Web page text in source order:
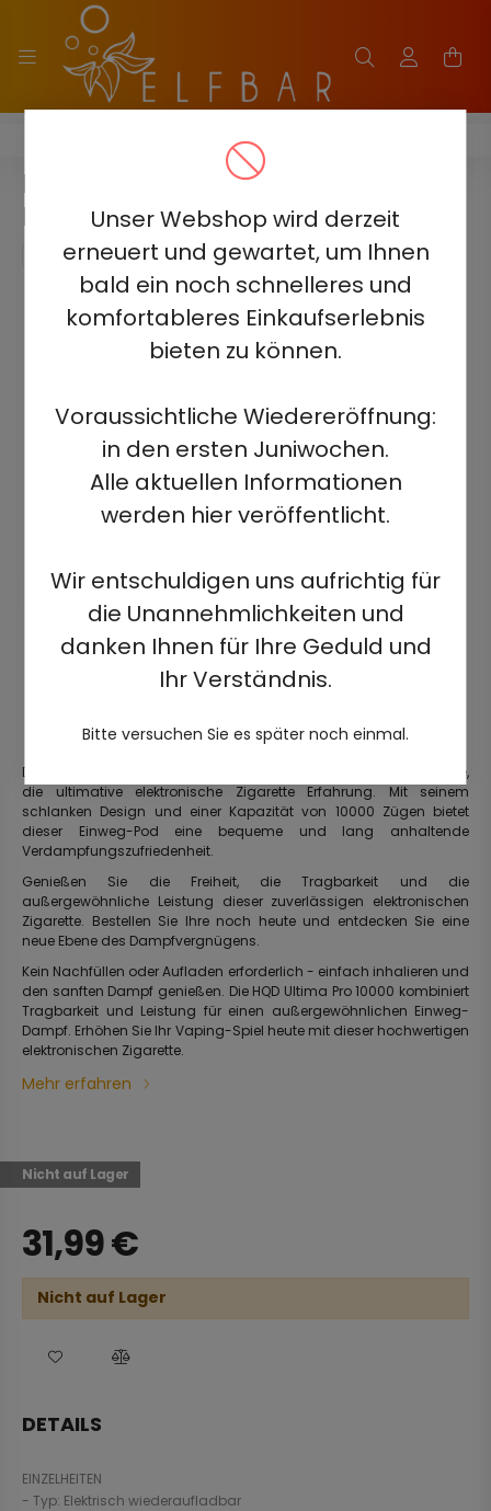
Unser Webshop wird derzeit
erneuert und gewartet, um Ihnen
bald ein noch schnelleres und
komfortableres Einkaufserlebnis
bieten zu können.
Voraussichtliche Wiedereröffnung:
in den ersten Juniwochen.
Alle aktuellen Informationen
werden hier veröffentlicht.
Wir entschuldigen uns aufrichtig für
die Unannehmlichkeiten und
danken Ihnen für Ihre Geduld und
Ihr Verständnis.
Bitte versuchen Sie es später noch einmal.
HQD ULTIMA PRO 10000
HQD ULTIMA PRO 10000 - LUSH
ICE 5% - AUFLADBAR
Die neue HQD Ultima Pro 10000 doppelte Mesh-Spule Einweg-Vape,
die ultimative elektronische Zigarette Erfahrung. Mit seinem
schlanken Design und einer Kapazität von 10000 Zügen bietet
dieser Einweg-Pod eine bequeme und lang anhaltende
Verdampfungszufriedenheit.
Genießen Sie die Freiheit, die Tragbarkeit und die
außergewöhnliche Leistung dieser zuverlässigen elektronischen
Zigarette. Bestellen Sie Ihre noch heute und entdecken Sie eine
neue Ebene des Dampfvergnügens.
Kein Nachfüllen oder Aufladen erforderlich - einfach inhalieren und
den sanften Dampf genießen. Die HQD Ultima Pro 10000 kombiniert
Tragbarkeit und Leistung für einen außergewöhnlichen Einweg-
Dampf. Erhöhen Sie Ihr Vaping-Spiel heute mit dieser hochwertigen
elektronischen Zigarette.
Mehr erfahren
Nicht auf Lager
31,99€
Nicht auf Lager
DETAILS
EINZELHEITEN
- Typ: Elektrisch wiederaufladbar